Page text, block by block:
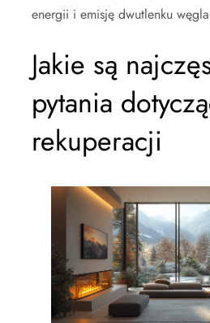
energii i emisję dwutlenku
Jakie są
pytania
rekuperacji